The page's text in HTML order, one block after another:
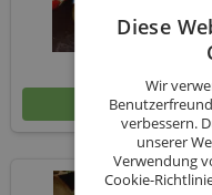
In
Diese
Wir
verbessern.
unserer
Verwendung
Cookie-